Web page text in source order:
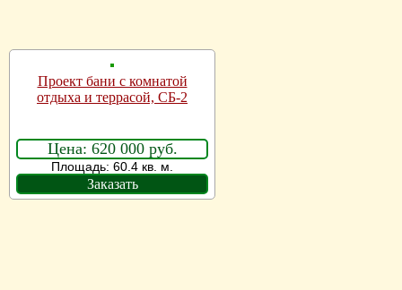
Проект бани с комнатой
отдыха и террасой, СБ-2
Цена: 620 000 руб.
Площадь: 60.4 кв. м.
Заказать